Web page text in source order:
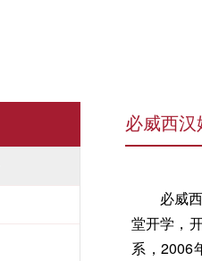
必威西汉
必威
堂开学，
系，2006